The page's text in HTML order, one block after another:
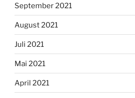
September 2021
August 2021
Juli 2021
Mai 2021
April 2021